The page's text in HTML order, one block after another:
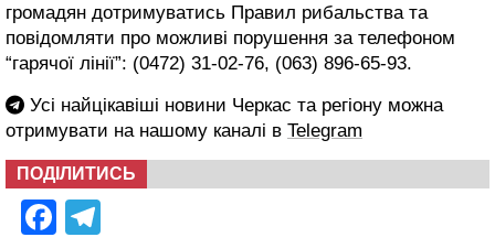
громадян дотримуватись Правил рибальства та
повідомляти про можливі порушення за телефоном
“гарячої лінії”: (0472) 31-02-76, (063) 896-65-93.
Усі найцікавіші новини Черкас та регіону можна
отримувати на нашому каналі в Telegram
ПОДІЛИТИСЬ
Facebook